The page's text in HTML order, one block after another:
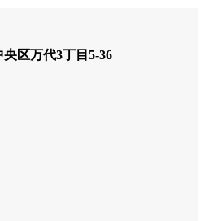
央区万代3丁目5-36